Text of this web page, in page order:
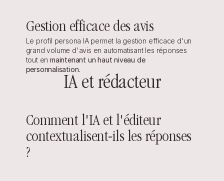
Gestion efficace des avis
Le profil persona IA permet la gestion efficace d'un
grand volume d'avis en automatisant les réponses
tout en maintenant un haut niveau de
personnalisation.
IA et rédacteur
Comment l'IA et l'éditeur
contextualisent-ils les réponses
?